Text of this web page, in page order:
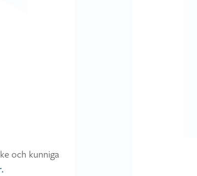
och kunniga